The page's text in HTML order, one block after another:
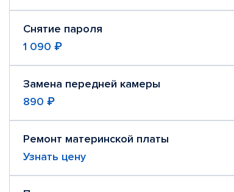
Снятие пароля
1 090 ₽
Замена передней камеры
890 ₽
Ремонт материнской платы
Узнать цену